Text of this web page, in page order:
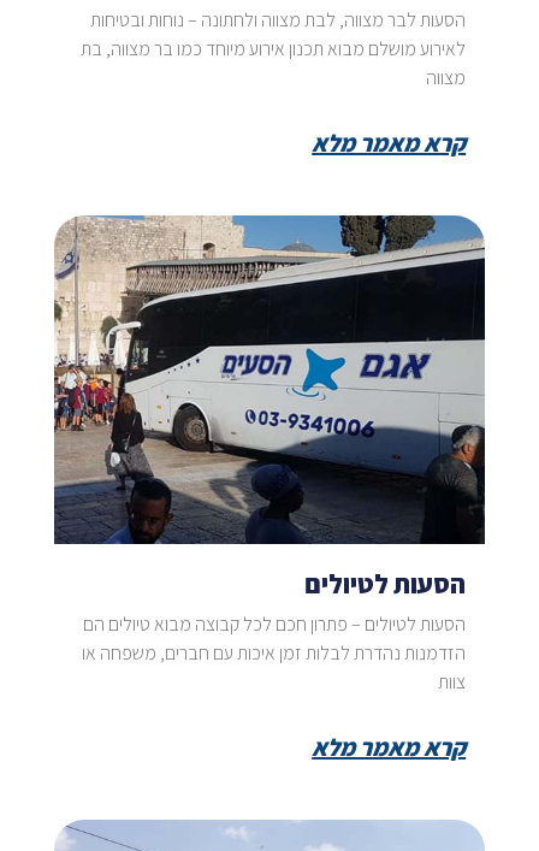
הסעות לבר מצווה, לבת מצווה ולחתונה – נוחות ובטיחות
לאירוע מושלם מבוא תכנון אירוע מיוחד כמו בר מצווה, בת
מצווה
קרא מאמר מלא
הסעות לטיולים
הסעות לטיולים – פתרון חכם לכל קבוצה מבוא טיולים הם
הזדמנות נהדרת לבלות זמן איכות עם חברים, משפחה או
צוות
קרא מאמר מלא